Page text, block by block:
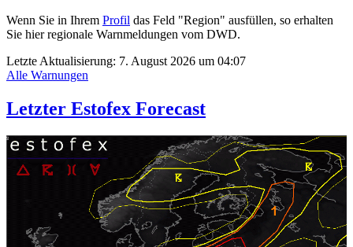
Wenn Sie in Ihrem Profil das Feld "Region" ausfüllen, so erhalten
Sie hier regionale Warnmeldungen vom DWD.
Letzte Aktualisierung: 7. August 2026 um 04:07
Alle Warnungen
Letzter Estofex Forecast